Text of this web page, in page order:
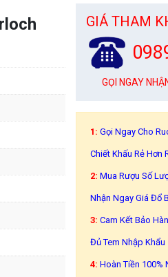
GIÁ THAM
GỌI NGAY
1:Gọi Ngay Cho
Chiết Khấu Rẻ Hơn
2:Mua Rượu Số
Nhận Ngay Giá Đổ
3: Cam Kết Bảo
Đủ Tem Nhập Khẩu
4:Hoàn Tiền 100%